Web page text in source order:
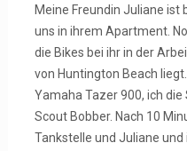
Meine Freundin Juliane
uns in ihrem Apartment.
die Bikes bei ihr in der
von Huntington Beach
Yamaha Tazer 900, ich
Scout Bobber. Nach 10
Tankstelle und Juliane und